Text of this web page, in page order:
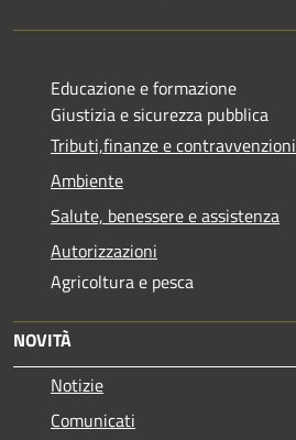
Educazione e formazione
Giustizia e sicurezza pubblica
Tributi,finanze e contravvenzioni
Ambiente
Salute, benessere e assistenza
Autorizzazioni
Agricoltura e pesca
NOVITÀ
Notizie
Comunicati